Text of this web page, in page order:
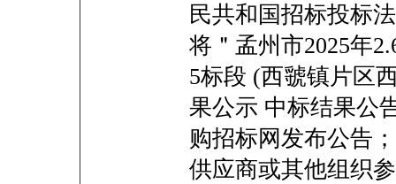
民共和国招标投标
将＂孟州市2025年
5标段 (西虢镇片区
果公示 中标结果公
购招标网发布公告
供应商或其他组织